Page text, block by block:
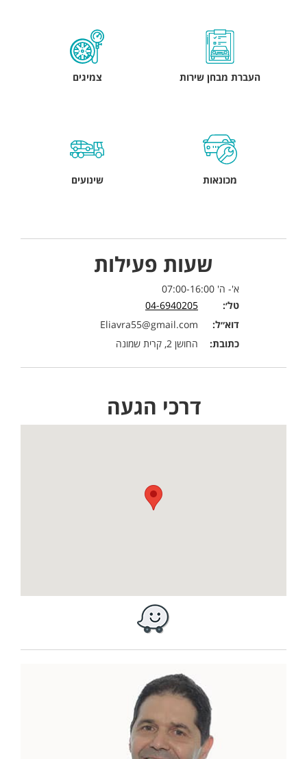
העברת מבחן שירות צמיגים
מכונאות שינועים
שעות פעילות
א'- ה' 07:00-16:00
טל׳:
04-6940205
דוא״ל:
Eliavra55@gmail.com
כתובת:
החושן 2, קרית שמונה
דרכי הגעה